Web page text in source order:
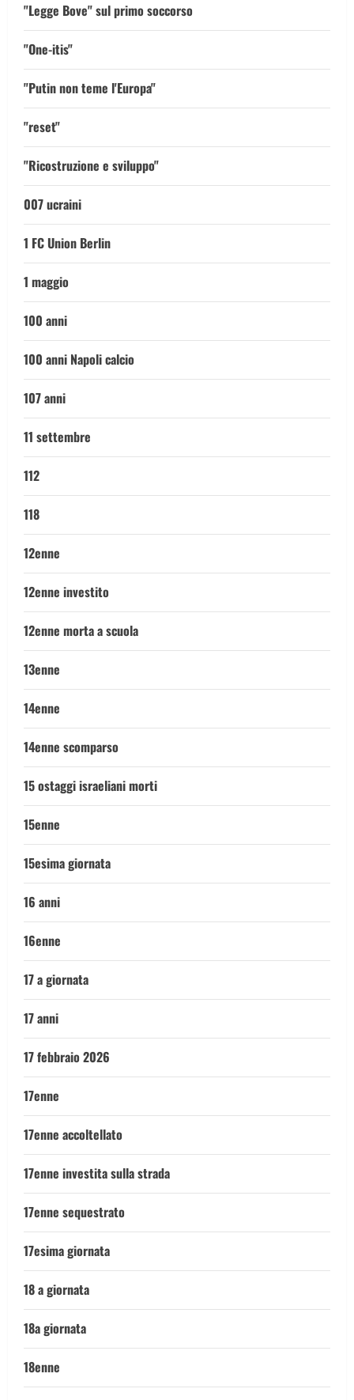
"Legge Bove" sul primo soccorso
"One-itis"
"Putin non teme l'Europa"
"reset"
"Ricostruzione e sviluppo"
007 ucraini
1 FC Union Berlin
1 maggio
100 anni
100 anni Napoli calcio
107 anni
11 settembre
112
118
12enne
12enne investito
12enne morta a scuola
13enne
14enne
14enne scomparso
15 ostaggi israeliani morti
15enne
15esima giornata
16 anni
16enne
17 a giornata
17 anni
17 febbraio 2026
17enne
17enne accoltellato
17enne investita sulla strada
17enne sequestrato
17esima giornata
18 a giornata
18a giornata
18enne